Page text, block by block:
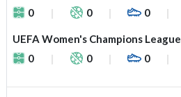
0
0 0
UEFA Women's Champions League
0
0 0